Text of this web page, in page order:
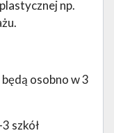
np.
osobno w 3
szkół